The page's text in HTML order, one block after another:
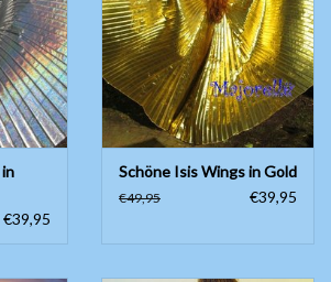
€39,95
Schöne Isis Wings in Gold
€49,95 €39,95